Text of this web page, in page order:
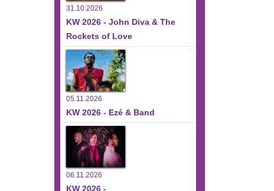
31.10.2026
KW 2026 - John Diva & The
Rockets of Love
05.11.2026
KW 2026 - Ezé & Band
06.11.2026
KW 2026 -